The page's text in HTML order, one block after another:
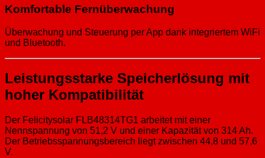
Komfortable Fernüberwachung
Überwachung und Steuerung per App dank integriertem WiFi
und Bluetooth.
Leistungsstarke Speicherlösung mit
hoher Kompatibilität
Der Felicitysolar FLB48314TG1 arbeitet mit einer
Nennspannung von 51,2 V und einer Kapazität von 314 Ah.
Der Betriebsspannungsbereich liegt zwischen 44,8 und 57,6
V.